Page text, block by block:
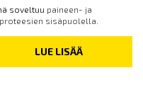
soveltuu paineen- ja
sisäpuolella.
LUE LISÄÄ